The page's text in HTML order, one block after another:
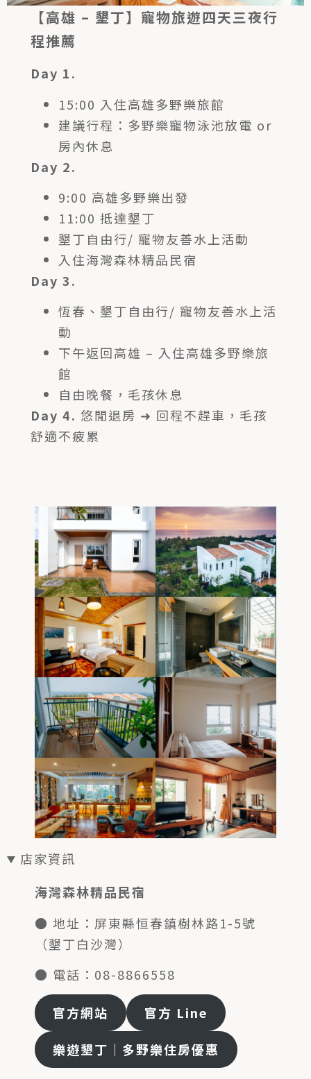
【高雄 – 墾丁】寵物旅遊四天三夜行
程推薦
Day 1.
15:00 入住高雄多野樂旅館
建議行程：多野樂寵物泳池放電 or
房內休息
Day 2.
9:00 高雄多野樂出發
11:00 抵達墾丁
墾丁自由行/ 寵物友善水上活動
入住海灣森林精品民宿
Day 3.
恆春、墾丁自由行/ 寵物友善水上活
動
下午返回高雄 – 入住高雄多野樂旅
館
自由晚餐，毛孩休息
Day 4.悠閒退房 ➜ 回程不趕車，毛孩
舒適不疲累
店家資訊
海灣森林精品民宿
● 地址：屏東縣恒春鎮樹林路1-5號
（墾丁白沙灣）
● 電話： 08-8866558
官方網站 官方 Line
樂遊墾丁｜多野樂住房優惠